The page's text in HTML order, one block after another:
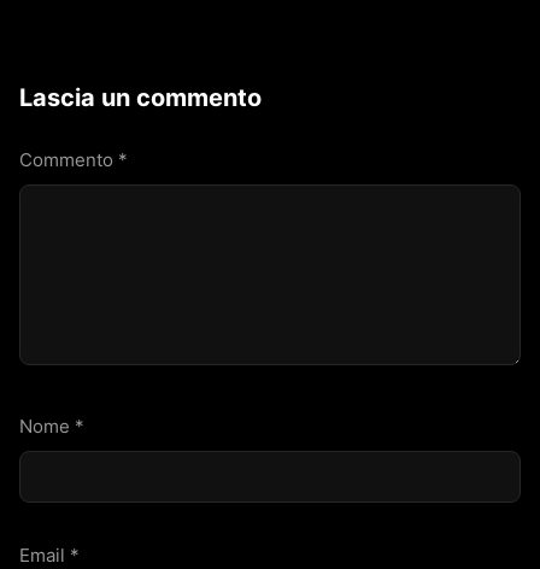
Lascia un commento
Commento *
Nome *
Email *